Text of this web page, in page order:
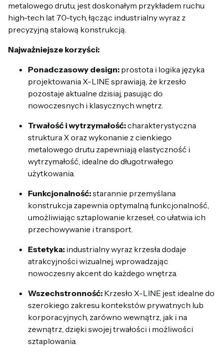
metalowego drutu, jest doskonałym przykładem ruchu
high-tech lat 70-tych, łącząc industrialny wyraz z
precyzyjną stalową konstrukcją.
Najważniejsze korzyści:
Ponadczasowy design: prostota i logika języka
projektowania X-LINE sprawiają, że krzesło
pozostaje aktualne dzisiaj, pasując do
nowoczesnych i klasycznych wnętrz.
Trwałość i wytrzymałość:charakterystyczna
struktura X oraz wykonanie z cienkiego
metalowego drutu zapewniają elastyczność i
wytrzymałość, idealne do długotrwałego
użytkowania.
Funkcjonalność:starannie przemyślana
konstrukcja zapewnia optymalną funkcjonalność,
umożliwiając sztaplowanie krzeseł, co ułatwia ich
przechowywanie i transport.
Estetyka: industrialny wyraz krzesła dodaje
atrakcyjności wizualnej, wprowadzając
nowoczesny akcent do każdego wnętrza.
Wszechstronność: Krzesło X-LINE jest idealne do
szerokiego zakresu kontekstów prywatnych lub
korporacyjnych, zarówno wewnątrz, jak i na
zewnątrz, dzięki swojej trwałości i możliwości
sztaplowania.